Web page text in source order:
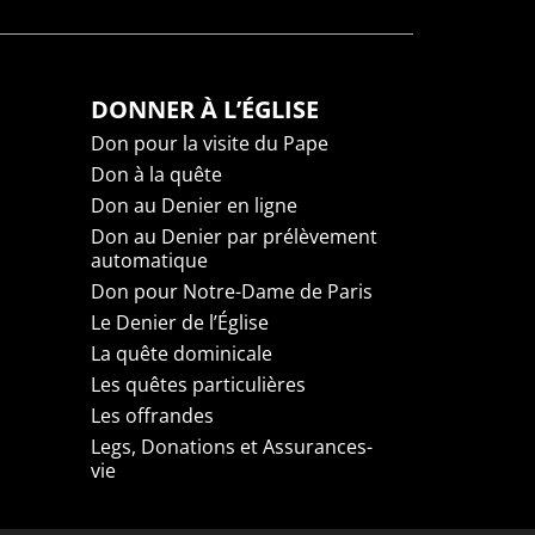
DONNER À L’ÉGLISE
Don pour la visite du Pape
Don à la quête
Don au Denier en ligne
Don au Denier par prélèvement
automatique
Don pour Notre-Dame de Paris
Le Denier de l’Église
La quête dominicale
Les quêtes particulières
Les offrandes
Legs, Donations et Assurances-
vie